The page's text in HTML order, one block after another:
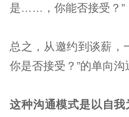
是……，你能否接受？”
总之，从邀约到谈薪
你是否接受？”的单向沟
这种沟通模式是以自